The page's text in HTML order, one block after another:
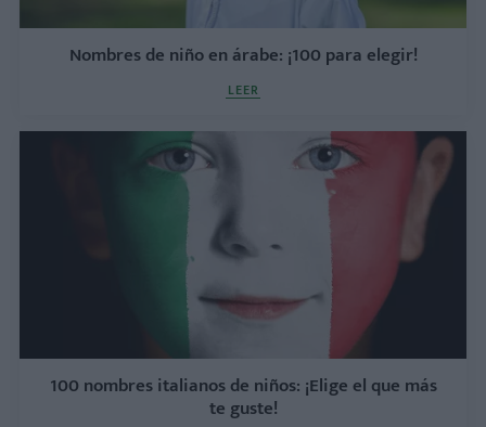
Nombres de niño en árabe: ¡100 para elegir!
LEER
100 nombres italianos de niños: ¡Elige el que más
te guste!